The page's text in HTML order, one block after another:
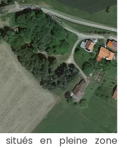
en pleine zone